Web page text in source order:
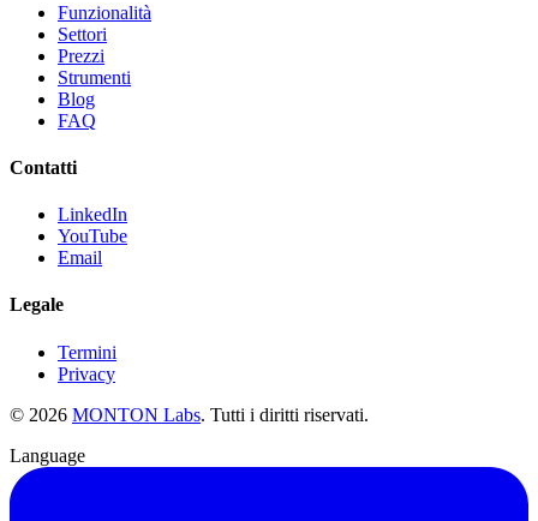
Funzionalità
Settori
Prezzi
Strumenti
Blog
FAQ
Contatti
LinkedIn
YouTube
Email
Legale
Termini
Privacy
© 2026 MONTON Labs. Tutti i diritti riservati.
Language